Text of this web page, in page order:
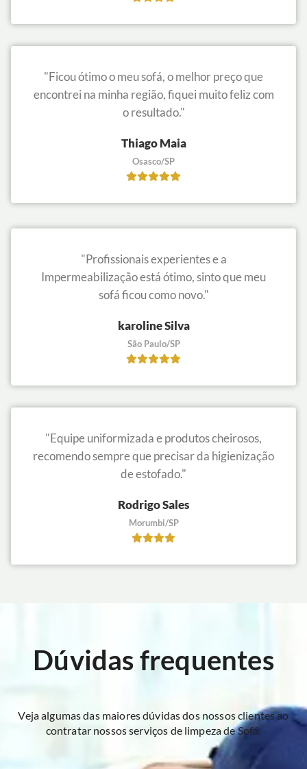
"Ficou ótimo o meu sofá, o melhor preço que
encontrei na minha região, fiquei muito feliz com
o resultado."
Thiago Maia
Osasco/SP
"Profissionais experientes e a
Impermeabilização está ótimo, sinto que meu
sofá ficou como novo."
karoline Silva
São Paulo/SP
"Equipe uniformizada e produtos cheirosos,
recomendo sempre que precisar da higienização
de estofado."
Rodrigo Sales
Morumbi/SP
Dúvidas frequentes
Veja algumas das maiores dúvidas dos nossos clientes ao
contratar nossos serviços de limpeza de Sofá: